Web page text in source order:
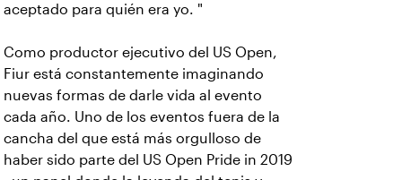
aceptado para quién era yo. "
Como productor ejecutivo del US Open,
Fiur está constantemente imaginando
nuevas formas de darle vida al evento
cada año. Uno de los eventos fuera de la
cancha del que está más orgulloso de
haber sido parte del US Open Pride in 2019